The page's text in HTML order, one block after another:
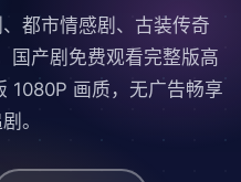
都市情感剧、古装传奇
国产剧免费观看完整版高
1080P 画质，无广告畅享
。